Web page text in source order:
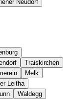
Neudorf
Traiskirchen
Melk
Leitha
Waldegg